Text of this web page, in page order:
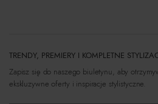
TRENDY, PREMIERY I KOMPLETNE
Zapisz się do naszego biuletynu, aby
ekskluzywne oferty i inspiracje stylistyczne.